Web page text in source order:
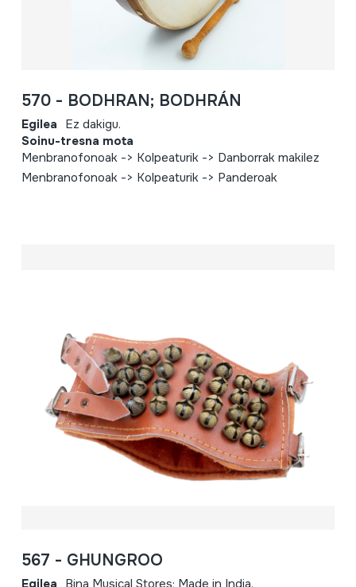
570 - BODHRAN; BODHRÁN
Egilea Ez dakigu.
Soinu-tresna mota
Menbranofonoak -> Kolpeaturik -> Danborrak makilez
Menbranofonoak -> Kolpeaturik -> Panderoak
567 - GHUNGROO